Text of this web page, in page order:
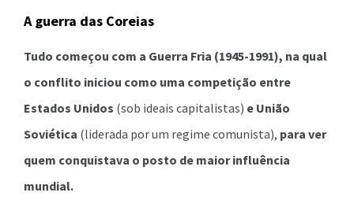
A guerra das Coreias
Tudo começou com a Guerra Fria (1945-1991), na qual
o conflito iniciou como uma competição entre
Estados Unidos (sob ideais capitalistas) e União
Soviética (liderada por um regime comunista), para ver
quem conquistava o posto de maior influência
mundial.